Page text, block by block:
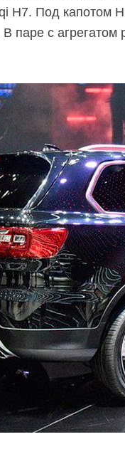
H7. Под
паре с агрегатом